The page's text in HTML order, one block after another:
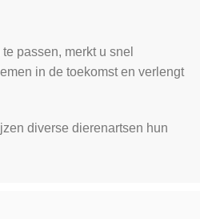
passen, merkt u snel
in de toekomst en verlengt
diverse dierenartsen hun